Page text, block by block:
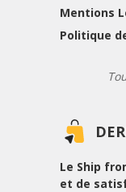
Mentions
Politique
Le Ship
et de